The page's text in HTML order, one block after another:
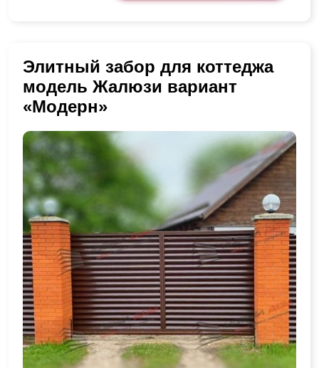
Элитный забор для коттеджа
модель Жалюзи вариант
«Модерн»